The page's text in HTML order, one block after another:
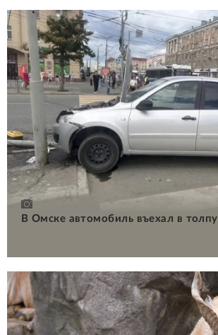
В Омске автомобиль въехал в толпу